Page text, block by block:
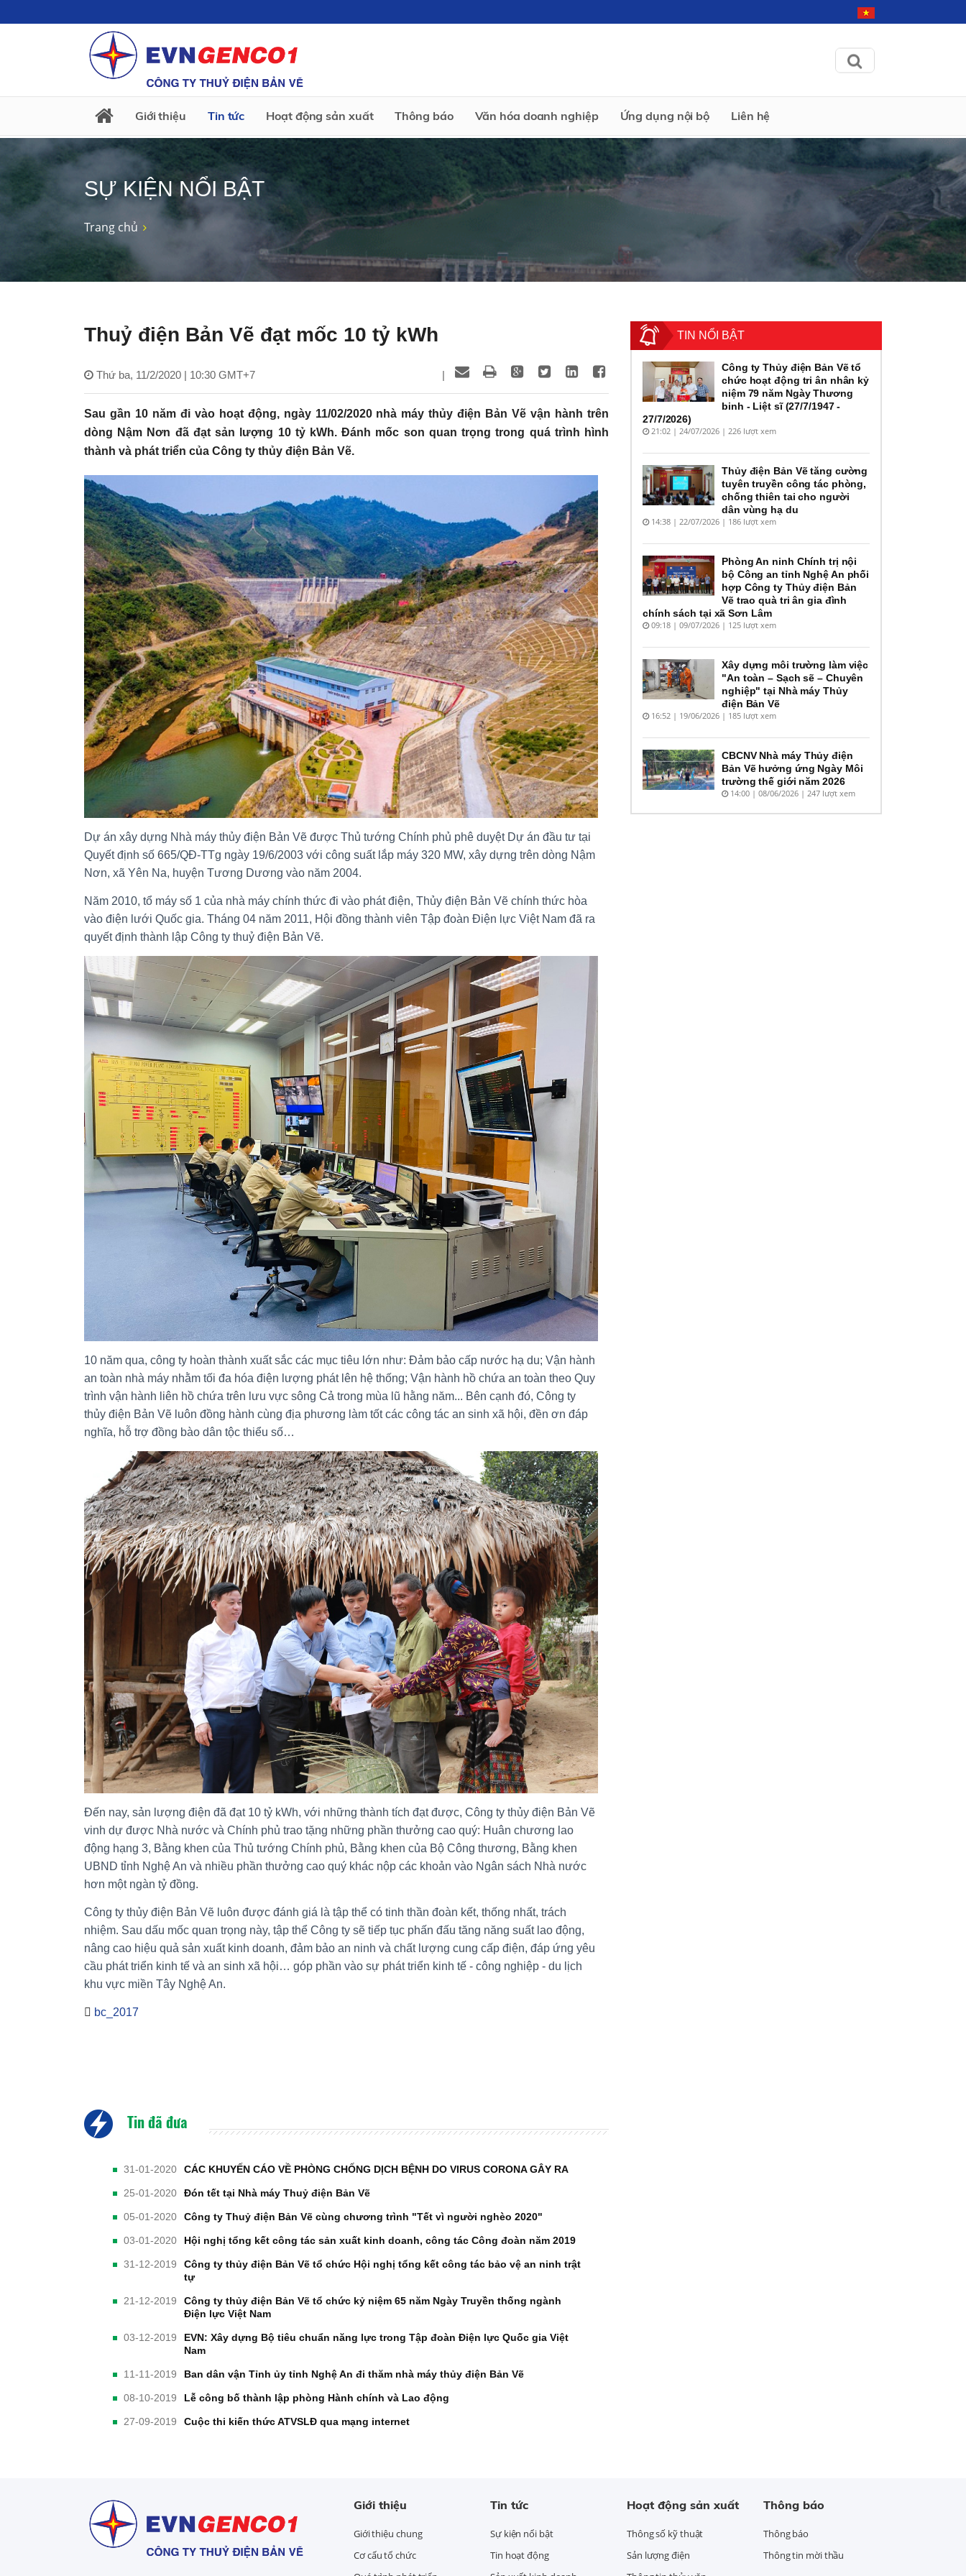
Giới thiệu Tin tức Hoạt động sản xuất Thông báo Văn hóa doanh nghiệp Ứng dụng nội bộ Liên hệ
SỰ KIỆN NỔI BẬT
Trang chủ
Thuỷ điện Bản Vẽ đạt mốc 10 tỷ kWh
Thứ ba, 11/2/2020 | 10:30 GMT+7 |
Sau gần 10 năm đi vào hoạt động, ngày 11/02/2020 nhà máy thủy điện Bản Vẽ vận hành trên
dòng Nậm Nơn đã đạt sản lượng 10 tỷ kWh. Đánh mốc son quan trọng trong quá trình hình
thành và phát triển của Công ty thủy điện Bản Vẽ.
Dự án xây dựng Nhà máy thủy điện Bản Vẽ được Thủ tướng Chính phủ phê duyệt Dự án đầu tư tại
Quyết định số 665/QĐ-TTg ngày 19/6/2003 với công suất lắp máy 320 MW, xây dựng trên dòng Nậm
Nơn, xã Yên Na, huyện Tương Dương vào năm 2004.
Năm 2010, tổ máy số 1 của nhà máy chính thức đi vào phát điện, Thủy điện Bản Vẽ chính thức hòa
vào điện lưới Quốc gia. Tháng 04 năm 2011, Hội đồng thành viên Tập đoàn Điện lực Việt Nam đã ra
quyết định thành lập Công ty thuỷ điện Bản Vẽ.
10 năm qua, công ty hoàn thành xuất sắc các mục tiêu lớn như: Đảm bảo cấp nước hạ du; Vận hành
an toàn nhà máy nhằm tối đa hóa điện lượng phát lên hệ thống; Vận hành hồ chứa an toàn theo Quy
trình vận hành liên hồ chứa trên lưu vực sông Cả trong mùa lũ hằng năm... Bên cạnh đó, Công ty
thủy điện Bản Vẽ luôn đồng hành cùng địa phương làm tốt các công tác an sinh xã hội, đền ơn đáp
nghĩa, hỗ trợ đồng bào dân tộc thiểu số…
Đến nay, sản lượng điện đã đạt 10 tỷ kWh, với những thành tích đạt được, Công ty thủy điện Bản Vẽ
vinh dự được Nhà nước và Chính phủ trao tặng những phần thưởng cao quý: Huân chương lao
động hạng 3, Bằng khen của Thủ tướng Chính phủ, Bằng khen của Bộ Công thương, Bằng khen
UBND tỉnh Nghệ An và nhiều phần thưởng cao quý khác nộp các khoản vào Ngân sách Nhà nước
hơn một ngàn tỷ đồng.
Công ty thủy điện Bản Vẽ luôn được đánh giá là tập thể có tinh thần đoàn kết, thống nhất, trách
nhiệm. Sau dấu mốc quan trọng này, tập thể Công ty sẽ tiếp tục phấn đấu tăng năng suất lao động,
nâng cao hiệu quả sản xuất kinh doanh, đảm bảo an ninh và chất lượng cung cấp điện, đáp ứng yêu
cầu phát triển kinh tế và an sinh xã hội… góp phần vào sự phát triển kinh tế - công nghiệp - du lịch
khu vực miền Tây Nghệ An.
bc_2017
Tin đã đưa
31-01-2020 CÁC KHUYẾN CÁO VỀ PHÒNG CHỐNG DỊCH BỆNH DO VIRUS CORONA GÂY RA
25-01-2020 Đón tết tại Nhà máy Thuỷ điện Bản Vẽ
05-01-2020 Công ty Thuỷ điện Bản Vẽ cùng chương trình "Tết vì người nghèo 2020"
03-01-2020 Hội nghị tổng kết công tác sản xuất kinh doanh, công tác Công đoàn năm 2019
31-12-2019
Công ty thủy điện Bản Vẽ tổ chức Hội nghị tổng kết công tác bảo vệ an ninh trật
tự
21-12-2019
Công ty thủy điện Bản Vẽ tổ chức kỷ niệm 65 năm Ngày Truyền thống ngành
Điện lực Việt Nam
03-12-2019
EVN: Xây dựng Bộ tiêu chuẩn năng lực trong Tập đoàn Điện lực Quốc gia Việt
Nam
11-11-2019 Ban dân vận Tỉnh ủy tỉnh Nghệ An đi thăm nhà máy thủy điện Bản Vẽ
08-10-2019 Lễ công bố thành lập phòng Hành chính và Lao động
27-09-2019 Cuộc thi kiến thức ATVSLĐ qua mạng internet
TIN NỔI BẬT
Công ty Thủy điện Bản Vẽ tổ
chức hoạt động tri ân nhân kỷ
niệm 79 năm Ngày Thương
binh - Liệt sĩ (27/7/1947 -
27/7/2026)
21:02 | 24/07/2026 | 226 lượt xem
Thủy điện Bản Vẽ tăng cường
tuyên truyền công tác phòng,
chống thiên tai cho người
dân vùng hạ du
14:38 | 22/07/2026 | 186 lượt xem
Phòng An ninh Chính trị nội
bộ Công an tỉnh Nghệ An phối
hợp Công ty Thủy điện Bản
Vẽ trao quà tri ân gia đình
chính sách tại xã Sơn Lâm
09:18 | 09/07/2026 | 125 lượt xem
Xây dựng môi trường làm việc
"An toàn – Sạch sẽ – Chuyên
nghiệp" tại Nhà máy Thủy
điện Bản Vẽ
16:52 | 19/06/2026 | 185 lượt xem
CBCNV Nhà máy Thủy điện
Bản Vẽ hưởng ứng Ngày Môi
trường thế giới năm 2026
14:00 | 08/06/2026 | 247 lượt xem
Giới thiệu
Giới thiệu chung
Cơ cấu tổ chức
Tin tức
Sự kiện nổi bật
Tin hoạt động
Hoạt động sản xuất
Thông số kỹ thuật
Sản lượng điện
Thông báo
Thông báo
Thông tin mời thầu